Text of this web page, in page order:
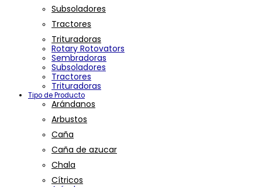
Subsoladores
Tractores
Trituradoras
Rotary Rotovators
Sembradoras
Subsoladores
Tractores
Trituradoras
Tipo de Producto
Arándanos
Arbustos
Caña
Caña de azucar
Chala
Cítricos